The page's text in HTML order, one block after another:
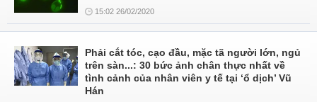
15:02 26/02/2020
Phải cắt tóc, cạo đầu, mặc tã người lớn, ngủ
trên sàn...: 30 bức ảnh chân thực nhất về
tình cảnh của nhân viên y tế tại ‘ổ dịch’ Vũ
Hán